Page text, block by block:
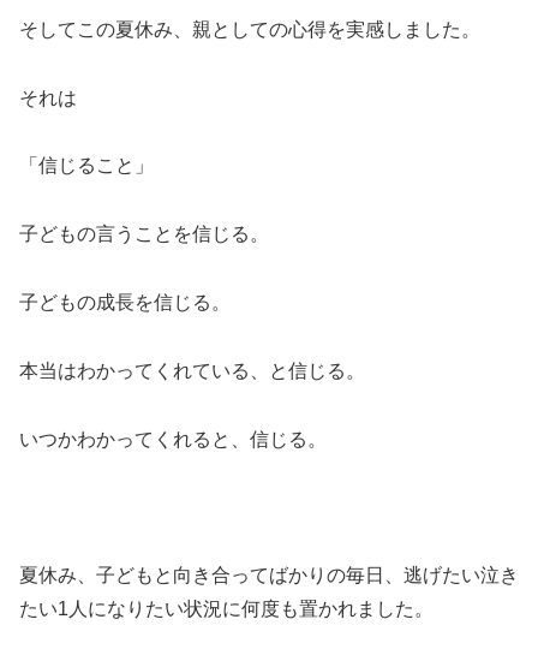
そしてこの夏休み、親としての心得を実感しました。
それは
「信じること」
子どもの言うことを信じる。
子どもの成長を信じる。
本当はわかってくれている、と信じる。
いつかわかってくれると、信じる。
夏休み、子どもと向き合ってばかりの毎日、逃げたい泣き
たい1人になりたい状況に何度も置かれました。